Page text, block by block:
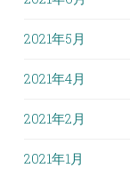
2021年5月
2021年4月
2021年2月
2021年1月